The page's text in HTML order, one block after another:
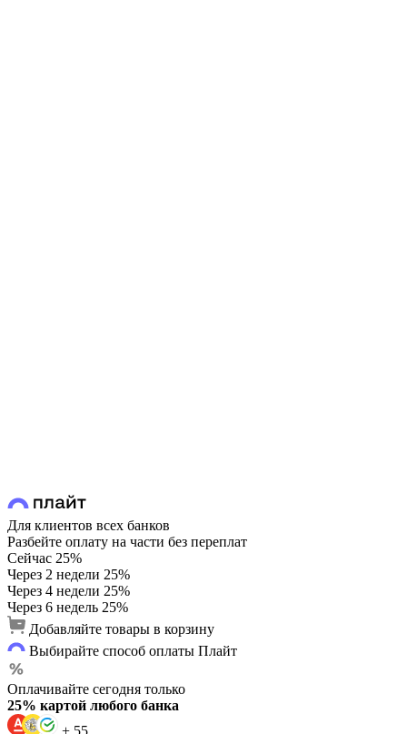
Для клиентов всех банков
Разбейте оплату на части без переплат
Сейчас 25%
Через 2 недели 25%
Через 4 недели 25%
Через 6 недель 25%
Добавляйте товары в корзину
Выбирайте способ оплаты Плайт
Оплачивайте сегодня только
25% картой любого банка
+ 55